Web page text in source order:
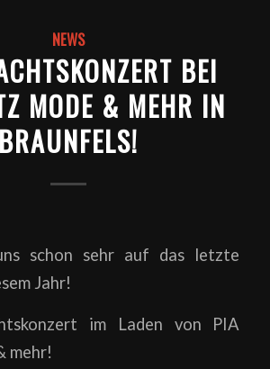
NEWS
BEI
MODE & MEHR IN
BRAUNFELS!
schon sehr auf das letzte
Jahr!
im Laden von PIA
mehr!